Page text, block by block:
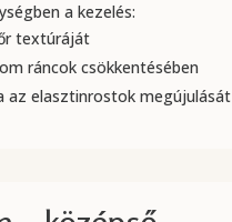
a kezelés:
textúráját
ráncok csökkentésében
az elasztinrostok megújulását